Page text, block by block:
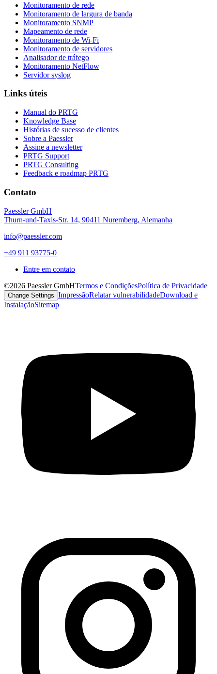
Monitoramento de rede
Monitoramento de largura de banda
Monitoramento SNMP
Mapeamento de rede
Monitoramento de Wi-Fi
Monitoramento de servidores
Analisador de tráfego
Monitoramento NetFlow
Servidor syslog
Links úteis
Manual do PRTG
Knowledge Base
Histórias de sucesso de clientes
Sobre a Paessler
Assine a newsletter
PRTG Support
PRTG Consulting
Feedback e roadmap PRTG
Contato
Paessler GmbH
Thurn-und-Taxis-Str. 14, 90411 Nuremberg, Alemanha
info@paessler.com
+49 911 93775-0
Entre em contato
©2026 Paessler GmbHTermos e CondiçõesPolítica de Privacidade
Change Settings ImpressãoRelatar vulnerabilidadeDownload e
InstalaçãoSitemap